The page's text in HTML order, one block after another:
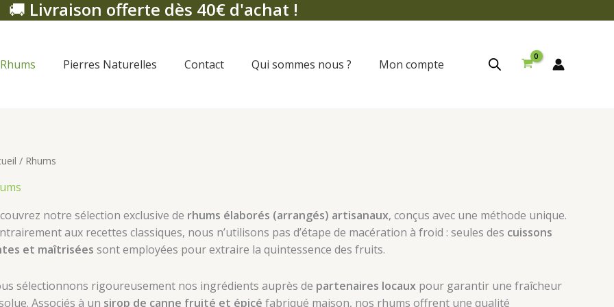
🚚 Livraison offerte dès 40€ d'achat !
Rhums Pierres Naturelles Contact Qui sommes nous ? Mon compte
/ Rhums
notre sélection exclusive de rhums élaborés (arrangés) artisanaux, conçus avec une méthode unique.
aux recettes classiques, nous n’utilisons pas d’étape de macération à froid : seules des cuissons
et maîtrisées sont employées pour extraire la quintessence des fruits.
sélectionnons rigoureusement nos ingrédients auprès de partenaires locaux pour garantir une fraîcheur
Associés à un sirop de canne fruité et épicé fabriqué maison, nos rhums offrent une qualité